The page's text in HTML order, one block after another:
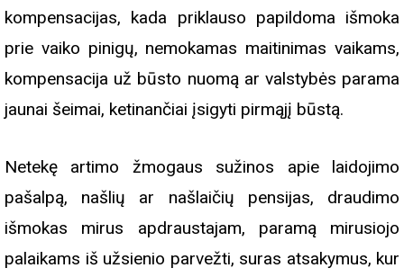
kompensacijas, kada priklauso papildoma išmoka
prie vaiko pinigų, nemokamas maitinimas vaikams,
kompensacija už būsto nuomą ar valstybės parama
jaunai šeimai, ketinančiai įsigyti pirmąjį būstą.
Netekę artimo žmogaus sužinos apie laidojimo
pašalpą, našlių ar našlaičių pensijas, draudimo
išmokas mirus apdraustajam, paramą mirusiojo
palaikams iš užsienio parvežti, suras atsakymus, kur